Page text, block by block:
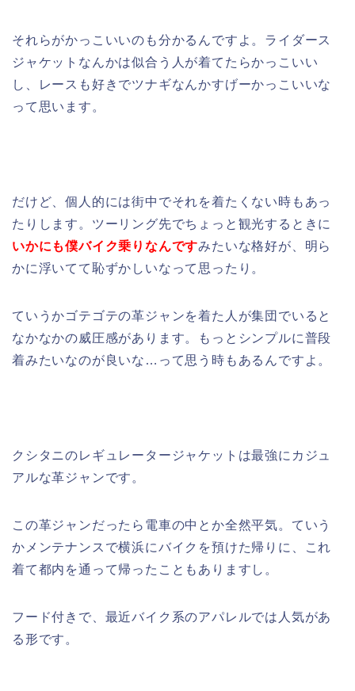
それらがかっこいいのも分かるんですよ。ライダース
ジャケットなんかは似合う人が着てたらかっこいい
し、レースも好きでツナギなんかすげーかっこいいな
って思います。
だけど、個人的には街中でそれを着たくない時もあっ
たりします。ツーリング先でちょっと観光するときに
いかにも僕バイク乗りなんですみたいな格好が、明ら
かに浮いてて恥ずかしいなって思ったり。
ていうかゴテゴテの革ジャンを着た人が集団でいると
なかなかの威圧感があります。もっとシンプルに普段
着みたいなのが良いな…って思う時もあるんですよ。
クシタニのレギュレータージャケットは最強にカジュ
アルな革ジャンです。
この革ジャンだったら電車の中とか全然平気。ていう
かメンテナンスで横浜にバイクを預けた帰りに、これ
着て都内を通って帰ったこともありますし。
フード付きで、最近バイク系のアパレルでは人気があ
る形です。